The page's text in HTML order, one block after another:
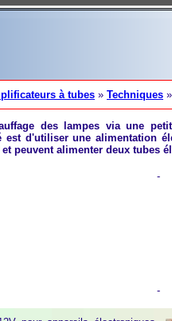
à tubes » Techniques »
des lampes via une
d'utiliser une alimentation
peuvent alimenter deux tubes
-
-